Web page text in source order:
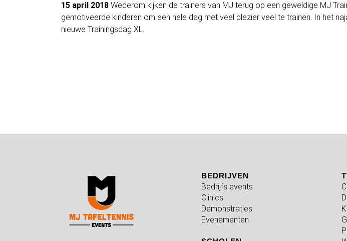
15 april 2018 Wederom kijken de trainers van MJ terug op een geweldige MJ
gemotiveerde kinderen om een hele dag met veel plezier veel te trainen. In het
nieuwe Trainingsdag XL.
BEDRIJVEN
Bedrijfs events
Clinics
Demonstraties
Evenementen